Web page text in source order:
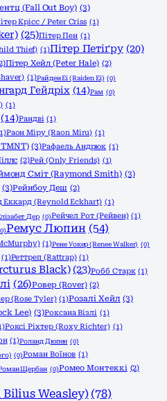
(Fall Out Boy) (3)
Крісс / Peter Criss (1)
(25)Пітер Пен (1)
Thief) (1)Пітер Петіґру (20)
Пітер Хейл (Peter Hale) (2)
(1)Райден Еі (Raiden Ei) (0)
Гейдріх (14)Рам (0)
(1)
(14)Рандві (1)
Раон Міру (Raon Miru) (1)
(3)Рафаель Андрюк (1)
(2)Рей (Only Friends) (1)
Сміт (Raymond Smith) (3)
(3)Рейнбоу Деш (2)
Еккард (Reynold Eckhart) (1)
Дер (0)Рейчел Рот (Рейвен) (1)
Ремус Люпин (54)
(1)Рене Уокер (Renee Walker) (0)
(1)Реттреп (Rattrap) (1)
Black) (23)Робб Старк (1)
(26)Ровер (Rover) (2)
(Rose Tyler) (1)Розалі Хейл (3)
Lee) (3)Роксана Візлі (1)
Роксі Ріхтер (Roxy Richter) (1)
(1)Роланд Дюпен (0)
(0)Роман Воїнов (1)
Щербан (0)Ромео Монтеккі (2)
Bilius Weasley) (78)